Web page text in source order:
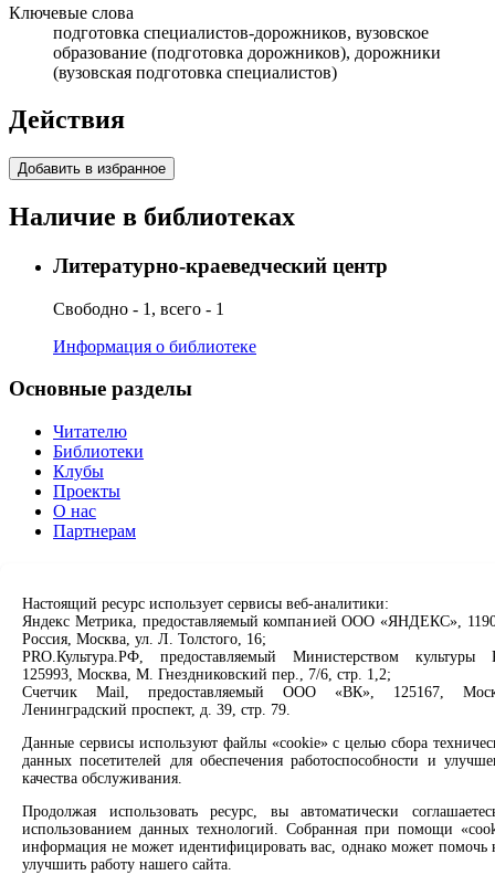
Ключевые слова
подготовка специалистов-дорожников, вузовское
образование (подготовка дорожников), дорожники
(вузовская подготовка специалистов)
Действия
Добавить в избранное
Наличие в библиотеках
Литературно-краеведческий центр
Свободно - 1, всего - 1
Информация о библиотеке
Основные разделы
Читателю
Библиотеки
Клубы
Проекты
О нас
Партнерам
Продлить книгу
Спроси библиотекаря
Спроси краеведа
Оцените качество услуг
Направить обращение директору
Соцсети
Вконтакте
Max
Rutube
Настоящий ресурс использует сервисы веб-аналитики:
Яндекс Метрика, предоставляемый компанией ООО «ЯНДЕКС»,
Россия, Москва, ул. Л. Толстого, 16;
PRO.Культура.РФ, предоставляемый Министерством культуры
125993, Москва, М. Гнездниковский пер., 7/6, стр. 1,2;
Счетчик Mail, предоставляемый ООО «ВК», 125167,
Ленинградский проспект, д. 39, стр. 79.
Данные сервисы используют файлы «cookie» с целью сбора
данных посетителей для обеспечения работоспособности и
качества обслуживания.
Продолжая использовать ресурс, вы автоматически
использованием данных технологий. Собранная при помощи
информация не может идентифицировать вас, однако может помочь
улучшить работу нашего сайта.